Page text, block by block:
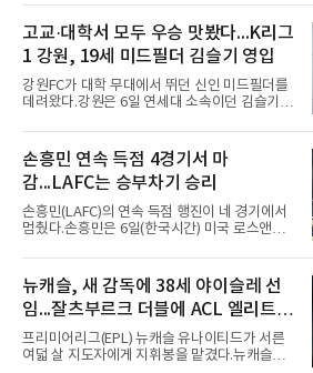
와 2026 쿠팡플레이 시리즈 친선 경기를 치른다.
구단 소집 명단에 이강인이 포함되면서 변수가
없는 한 그의 첫 출격은 서울이 된다.등번호부터
무게가 실렸다. 이강인은 첫 경기부터 7번을 단
다. 2010년대 팀의 전성기를 이끈 앙투안 그리즈
만이 달았던 번호다.합류 과정은 순탄치 않았다.
스페인으로 건너가려던 그는 병역 특례 행정 절
짧게 호흡을 맞춰 경기에 나선다.역할도 관심사
다. 유려한 탈압박과
고교·대학서 모두 우승 맛봤다...K리그
1 강원, 19세 미드필더 김슬기 영입
강원FC가 대학 무대에서 뛰던 신인 미드필더를
데려왔다.강원은 6일 연세대 소속이던 김슬기
조건을 갖췄다.이력은 우승으로 채워져 있다. 수
원고 시절 주축으로 활약하며 지난해 전국고등
리그와 추계전국고등대회 우승에 기여했고, 올
해 연세대 진학 후에는 춘계한산대첩기대학대회
정상에 올랐다. 2024년에는 17세 이하(U-17) 대
표팀 훈련에도 소집됐다.김슬기는 입단하게 돼
기쁘고 영광이라며 프로 무대에서도 성장해 팀
손흥민 연속 득점 4경기서 마
감...LAFC는 승부차기 승리
손흥민(LAFC)의 연속 득점 행진이 네 경기에서
멈췄다.손흥민은 6일(한국시간) 미국 로스앤젤
컵 리그 페이즈 1차전 치바스 과달라하라(멕시
코)전에 선발 출전했으나 공격포인트 없이 후반
41분 타일러 보이드와 교체됐다. 이날 골을 넣었
다면 공식전 5경기 연속 득점이었다. 다만 메이
저리그사커(MLS)에서 이어온 4경기 연속골 기
록은 유지된다.경기는 팽팽했다. 전반 38분 다비
드 마르티네스의 땅볼 크로스를 드니 부앙가가
뉴캐슬, 새 감독에 38세 야이슬레 선
임...잘츠부르크 더블에 ACL 엘리트 2
연패 경력
프리미어리그(EPL) 뉴캐슬 유나이티드가 서른
여덟 살 지도자에게 지휘봉을 맡겼다.뉴캐슬은